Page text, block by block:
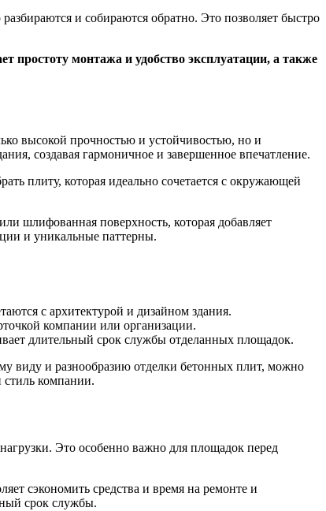
и собираются обратно. Это позволяет быстро
простоту монтажа и удобство эксплуатации, а также
высокой прочностью и устойчивостью, но и
создавая гармоничное и завершенное впечатление.
плиту, которая идеально сочетается с окружающей
шлифованная поверхность, которая добавляет
и уникальные паттерны.
с архитектурой и дизайном здания.
компании или организации.
длительный срок службы отделанных площадок.
виду и разнообразию отделки бетонных плит, можно
компании.
Это особенно важно для площадок перед
сэкономить средства и время на ремонте и
срок службы.